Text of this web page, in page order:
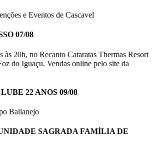
e Eventos de Cascavel
07/08
às 20h, no Recanto Cataratas Thermas Resort
do Iguaçu. Vendas online pelo site da
22 ANOS 09/08
Bailanejo
SAGRADA FAMÍLIA DE